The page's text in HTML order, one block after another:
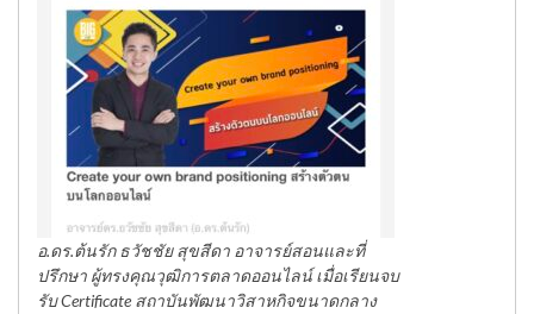
อ.ดร.ต้นรัก ธวัชชัย สุขสีดา อาจารย์สอนและที่
ปรึกษา ผู้ทรงคุณวุฒิการตลาดออนไลน์ เมื่อเรียนจบ
รับ Certificate สถาบันพัฒนาวิสาหกิจขนาดกลาง